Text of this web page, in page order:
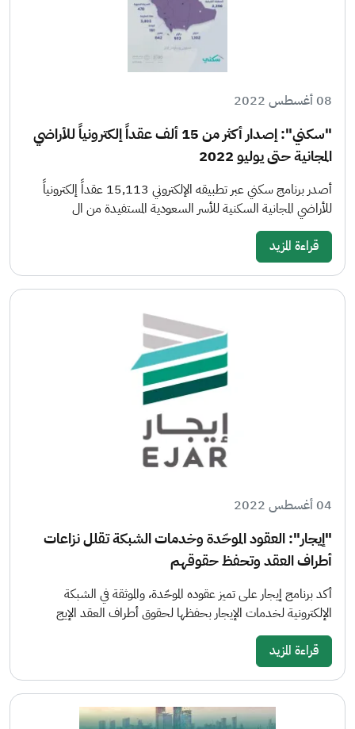
08 أغسطس 2022
"سكني": إصدار أكثر من 15 ألف عقداً إلكترونياً للأراضي
المجانية حتى يوليو 2022
أصدر برنامج سكني عبر تطبيقه الإلكتروني 15,113 عقداً إلكترونياً
للأراضي المجانية السكنية للأسر السعودية المستفيدة من ال
قراءة المزيد
04 أغسطس 2022
"إيجار": العقود الموحّدة وخدمات الشبكة تقلل نزاعات
أطراف العقد وتحفظ حقوقهم
أكد برنامج إيجار على تميز عقوده الموحّدة، والموثقة في الشبكة
الإلكترونية لخدمات الإيجار بحفظها لحقوق أطراف العقد الإيج
قراءة المزيد